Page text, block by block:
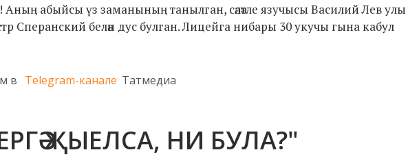
Аның абыйсы үз заманының танылган, сәләтле язучысы Василий Лев улы
Сперанский белән дус булган. Лицейга нибары 30 укучы гына кабул
в Telegram-канале Татмедиа
ҖЫЕЛСА, НИ БУЛА?"